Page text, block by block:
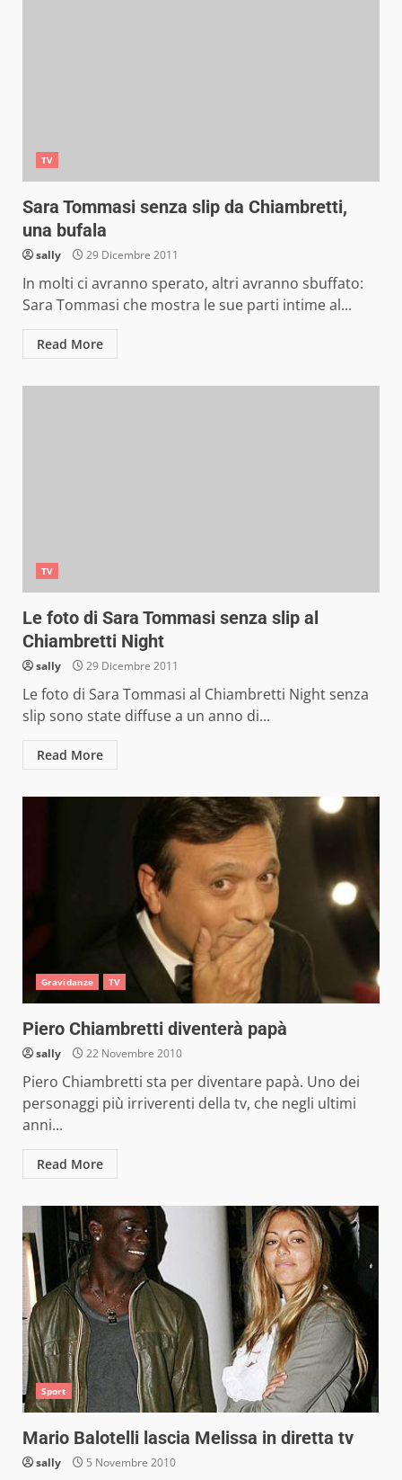
TV
Sara Tommasi senza slip da Chiambretti,
una bufala
sally 29 Dicembre 2011
In molti ci avranno sperato, altri avranno sbuffato:
Sara Tommasi che mostra le sue parti intime al...
Read More
TV
Le foto di Sara Tommasi senza slip al
Chiambretti Night
sally 29 Dicembre 2011
Le foto di Sara Tommasi al Chiambretti Night senza
slip sono state diffuse a un anno di...
Read More
Gravidanze TV
Piero Chiambretti diventerà papà
sally 22 Novembre 2010
Piero Chiambretti sta per diventare papà. Uno dei
personaggi più irriverenti della tv, che negli ultimi
anni...
Read More
Sport
Mario Balotelli lascia Melissa in diretta tv
sally 5 Novembre 2010